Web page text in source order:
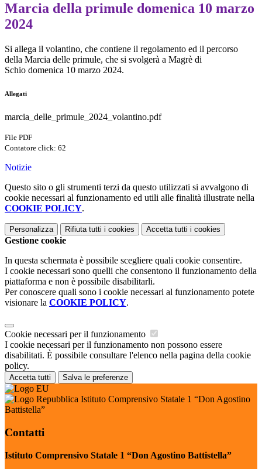
Marcia della primule domenica 10 marzo
2024
Si allega il volantino, che contiene il regolamento ed il percorso
della Marcia delle primule, che si svolgerà a Magrè di
Schio domenica 10 marzo 2024.
Allegati
marcia_delle_primule_2024_volantino.pdf
File PDF
Contatore click: 62
Notizie
Questo sito o gli strumenti terzi da questo utilizzati si avvalgono di
cookie necessari al funzionamento ed utili alle finalità illustrate nella
COOKIE POLICY.
Personalizza Rifiuta tutti i cookies Accetta tutti i cookies
Gestione cookie
In questa schermata è possibile scegliere quali cookie consentire.
I cookie necessari sono quelli che consentono il funzionamento della
piattaforma e non è possibile disabilitarli.
Per conoscere quali sono i cookie necessari al funzionamento potete
visionare la COOKIE POLICY.
Cookie necessari per il funzionamento
I cookie necessari per il funzionamento non possono essere
disabilitati. È possibile consultare l'elenco nella pagina della cookie
policy.
Accetta tutti Salva le preferenze
Istituto Comprensivo Statale 1 “Don Agostino
Battistella”
Contatti
Istituto Comprensivo Statale 1 “Don Agostino Battistella”